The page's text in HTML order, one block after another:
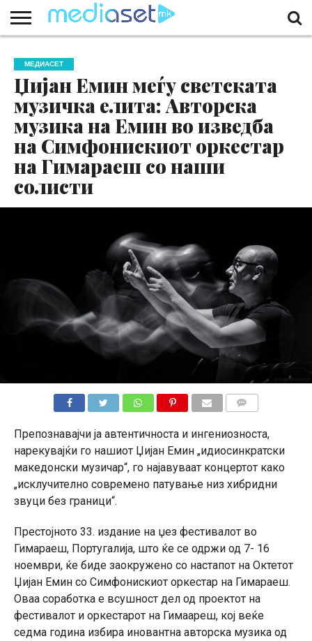
НАС
КОНТАКТ
МАРКЕТИНГ
ПОЧЕТНА
МЕДИАСЕТ
Џијан Емин меѓу светската
музичка елита: Авторска
музика на Емин во изведба
на Симфонискиот оркестар
на Гимараеш со наши
солисти
Препознавајчи ја автентичноста и ингениозноста,
нарекувајќи го нашиот Џијан Емин „идиосинкратски
македонски музичар“, го најавуваат концертот како
„исклучително современо патување низ хибридни
звуци без граници“.
Престојното 33. издание на џез фестивалот во
Гимараеш, Португалија, што ќе се одржи од 7- 16
ноември, ќе биде заокружено со настапот на Октетот
Џијан Емин со Симфонискиот оркестар на Гимараеш.
Оваа соработка е всушност дел од проектот на
фестивалот и оркестарот на Гимаареш, кој веќе
седма година избира иновантна авторска музика од